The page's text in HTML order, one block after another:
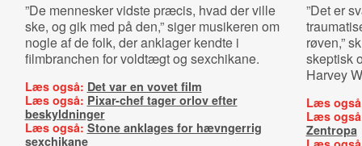
”De mennesker vidste præcis, hvad der ville
ske, og gik med på den,” siger musikeren om
nogle af de folk, der anklager kendte i
filmbranchen for voldtægt og sexchikane.
Læs også: Det var en vovet film
Læs også: Pixar-chef tager orlov efter
beskyldninger
Læs også: Stone anklages for hævngerrig
sexchikane
”Det er
røven,”
skeptisk
Harvey
Læs
Læs
Zentropa